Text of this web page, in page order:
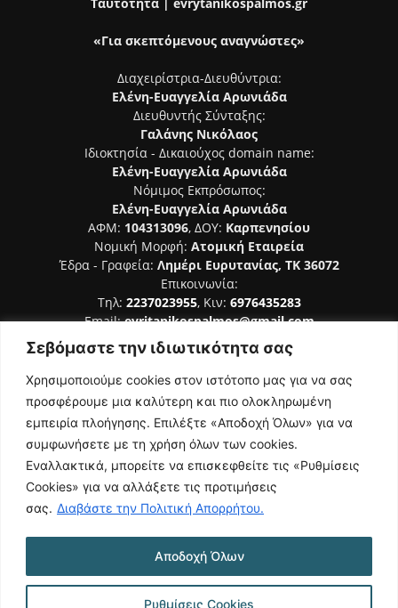
Σεβόμαστε την ιδιωτικότητα σας
Χρησιμοποιούμε cookies στον ιστότοπο μας για να σας
προσφέρουμε μια καλύτερη και πιο ολοκληρωμένη
εμπειρία πλοήγησης. Επιλέξτε «Αποδοχή Όλων» για να
συμφωνήσετε με τη χρήση όλων των cookies.
Εναλλακτικά, μπορείτε να επισκεφθείτε τις «Ρυθμίσεις
Cookies» για να αλλάξετε τις προτιμήσεις
σας. Διαβάστε την Πολιτική Απορρήτου.
Ρυθμίσεις Cookies
Αποδοχή Όλων
«Για σκεπτόμενους αναγνώστες»
Διαχειρίστρια-Διευθύντρια:
Ελένη-Ευαγγελία Αρωνιάδα
Διευθυντής Σύνταξης:
Γαλάνης Νικόλαος
Ιδιοκτησία - Δικαιούχος domain name:
Ελένη-Ευαγγελία Αρωνιάδα
Νόμιμος Εκπρόσωπος:
Ελένη-Ευαγγελία Αρωνιάδα
ΑΦΜ: 104313096, ΔΟΥ: Καρπενησίου
Νομική Μορφή: Ατομική Εταιρεία
Έδρα - Γραφεία: Λημέρι Ευρυτανίας, ΤΚ 36072
Επικοινωνία:
Τηλ: 2237023955, Κιν: 6976435283
Email:evritanikospalmos@gmail.com
Αριθμός Πιστοποίησης Μ.Η.Τ. 242044
ΑΚΟΛΟΥΘΗΣΕ ΜΑΣ
Όροι Χρήσης
Κατασκευή Ιστοσελίδας | Κοκοτίνης Δημήτριος